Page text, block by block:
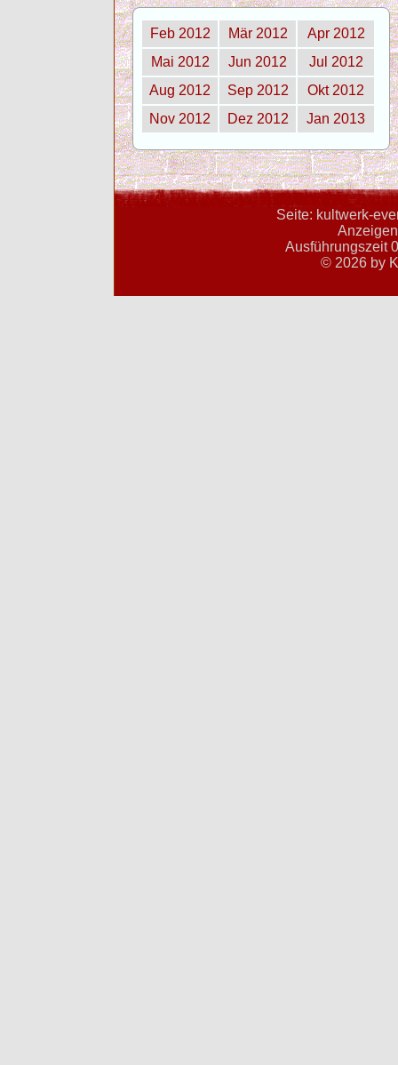
Feb 2012 Mär 2012
Apr 2012
Mai 2012
Jun 2012
Jul 2012
Aug 2012
Sep 2012
Okt 2012
Nov 2012
Dez 2012 Jan 2013
Seite: kultwerk-
Ausführungszeit
© 2026 by